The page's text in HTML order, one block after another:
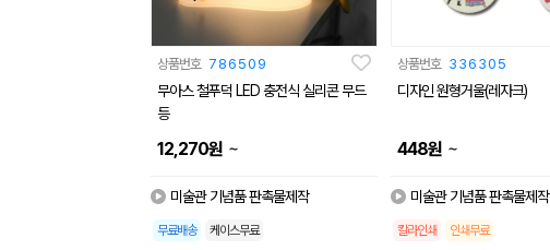
상품번호 786509
무아스 철푸덕 LED 충전식 실리콘 무드
등
12,270원 ~
미술관 기념품 판촉물제작
무료배송 케이스무료
상품번호 336305
디자인 원형거울(레자크)
448원 ~
미술관 기념품 판촉물제작
칼라인쇄 인쇄무료